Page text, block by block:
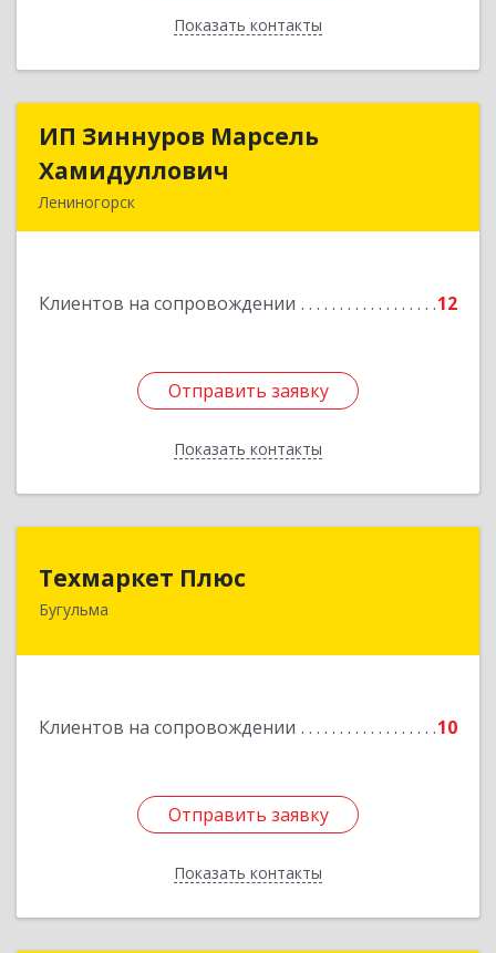
Показать контакты
Назад
ИП Зиннуров Марсель
Хамидуллович
Лениногорск
Клиентов на сопровождении 12
Отправить заявку
Показать контакты
ИП Зиннуров Марсель
Подробнее
Отправить заявку
Назад
Техмаркет Плюс
Бугульма
Клиентов на сопровождении 10
Отправить заявку
Показать контакты
423231, РТ, Бугульма, ул.Белинского, д.13
Отправить заявку
Назад